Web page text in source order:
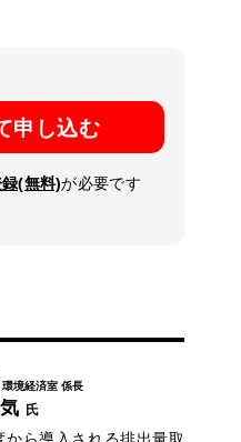
申し込む
(無料)が必要です
境経済室 係長
氏